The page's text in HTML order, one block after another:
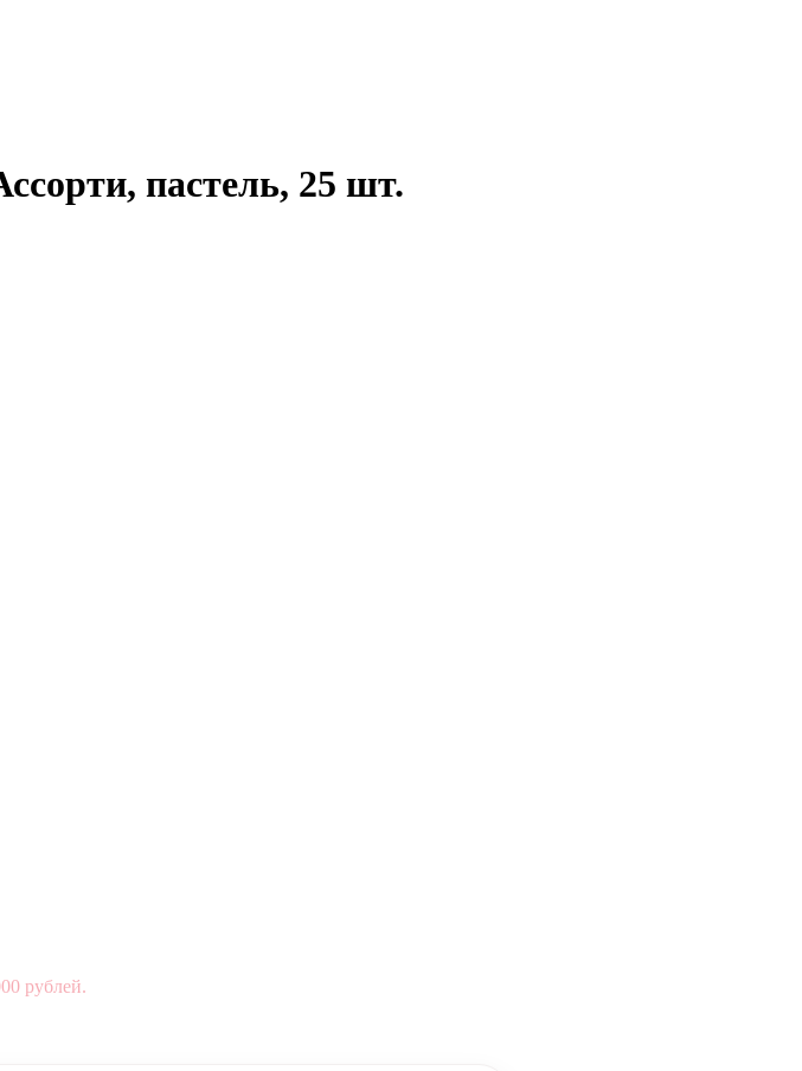
пастель, 25 шт.
рублей.